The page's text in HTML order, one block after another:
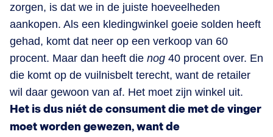
zorgen, is dat we in de juiste hoeveelheden
aankopen. Als een kledingwinkel goeie solden heeft
gehad, komt dat neer op een verkoop van 60
procent. Maar dan heeft die nog 40 procent over. En
die komt op de vuilnisbelt terecht, want de retailer
wil daar gewoon van af. Het moet zijn winkel uit.
Het is dus niét de consument die met de vinger
moet worden gewezen, want de